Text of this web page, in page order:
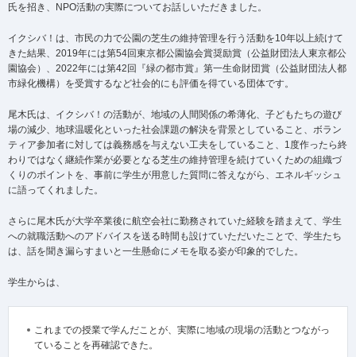
氏を招き、NPO活動の実際についてお話しいただきました。
イクシバ！は、市民の力で公園の芝生の維持管理を行う活動を10年以上続けて
きた結果、2019年には第54回東京都公園協会賞奨励賞（公益財団法人東京都公
園協会）、2022年には第42回『緑の都市賞』第一生命財団賞（公益財団法人都
市緑化機構）を受賞するなど社会的にも評価を得ている団体です。
尾木氏は、イクシバ！の活動が、地域の人間関係の希薄化、子どもたちの遊び
場の減少、地球温暖化といった社会課題の解決を背景としていること、ボラン
ティア参加者に対しては義務感を与えない工夫をしていること、1度作ったら終
わりではなく継続作業が必要となる芝生の維持管理を続けていくための組織づ
くりのポイントを、事前に学生が用意した質問に答えながら、エネルギッシュ
に語ってくれました。
さらに尾木氏が大学卒業後に航空会社に勤務されていた経験を踏まえて、学生
への就職活動へのアドバイスを送る時間も設けていただいたことで、学生たち
は、話を聞き漏らすまいと一生懸命にメモを取る姿が印象的でした。
学生からは、
これまでの授業で学んだことが、実際に地域の現場の活動とつながっ
ていることを再確認できた。